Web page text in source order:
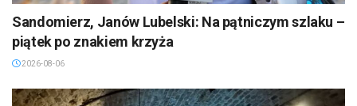
Sandomierz, Janów Lubelski: Na pątniczym szlaku –
piątek po znakiem krzyża
2026-08-06